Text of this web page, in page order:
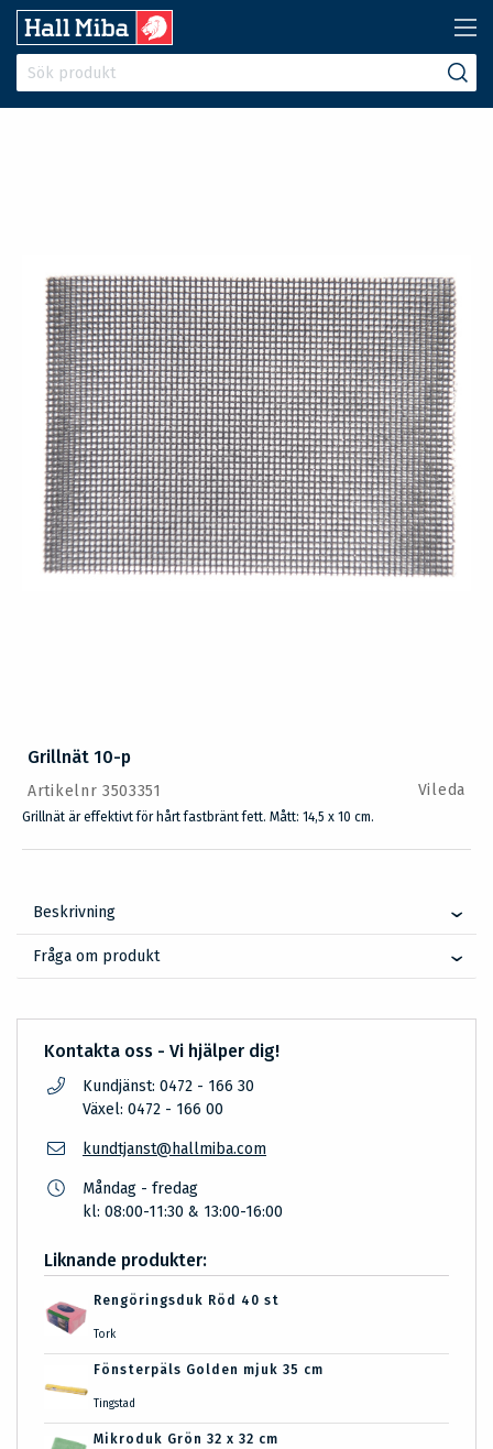
Grillnät 10-p
Artikelnr 3503351 Vileda
Grillnät är effektivt för hårt fastbränt fett. Mått: 14,5 x 10 cm.
Beskrivning
Fråga om produkt
Kontakta oss - Vi hjälper dig!
Kundjänst: 0472 - 166 30
Växel: 0472 - 166 00
kundtjanst@hallmiba.com
Måndag - fredag
kl: 08:00-11:30 & 13:00-16:00
Liknande produkter:
Rengöringsduk Röd 40 st
Tork
Fönsterpäls Golden mjuk 35 cm
Tingstad
Mikroduk Grön 32 x 32 cm